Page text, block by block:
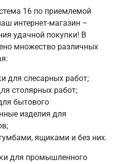
16 по приемлемой
интернет-магазин –
удачной покупки! В
множество различных
для слесарных работ;
столярных работ;
бытового
изделия для
ящиками и без них.
для промышленного